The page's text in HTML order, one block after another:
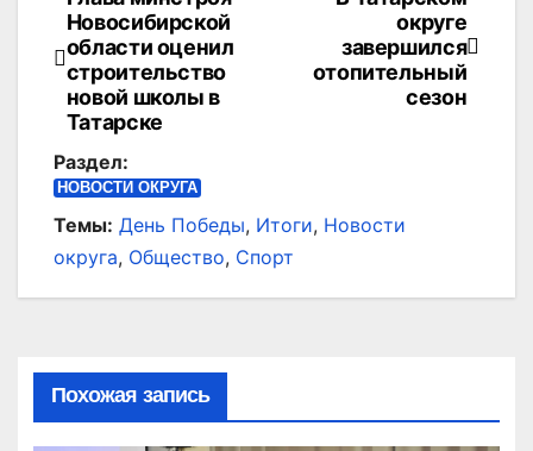
по
записям
округе
завершился
отопительный
сезон
Новосибирской
области оценил
строительство
новой школы в
Татарске
Раздел:
НОВОСТИ ОКРУГА
Темы: День Победы, Итоги, Новости
округа, Общество, Спорт
Похожая запись